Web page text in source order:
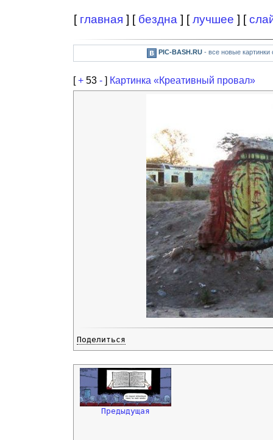
[ главная ] [ бездна ] [лучшее ] [
PIC-BASH.RU- все новые картинки
[+ 53 - ] Картинка «Креативный провал»
Поделиться
Предыдущая